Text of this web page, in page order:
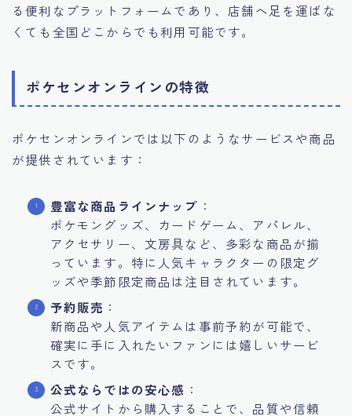
る便利なプラットフォームであり、店舗へ足を運ばな
くても全国どこからでも利用可能です。
ポケセンオンラインの特徴
ポケセンオンラインでは以下のようなサービスや商品
が提供されています：
豊富な商品ラインナップ ：
ポケモングッズ、カードゲーム、アパレル、
アクセサリー、文房具など、多彩な商品が揃
っています。特に人気キャラクターの限定グ
ッズや季節限定商品は注目されています。
予約販売 ：
新商品や人気アイテムは事前予約が可能で、
確実に手に入れたいファンには嬉しいサービ
スです。
公式ならではの安心感 ：
公式サイトから購入することで、品質や信頼